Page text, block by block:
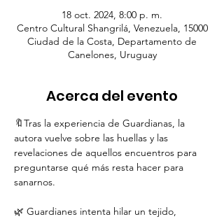
18 oct. 2024, 8:00 p. m.
Centro Cultural Shangrilá, Venezuela, 15000
Ciudad de la Costa, Departamento de
Canelones, Uruguay
Acerca del evento
🔖Tras la experiencia de Guardianas, la
autora vuelve sobre las huellas y las
revelaciones de aquellos encuentros para
preguntarse qué más resta hacer para
sanarnos.
🌿 Guardianes intenta hilar un tejido,